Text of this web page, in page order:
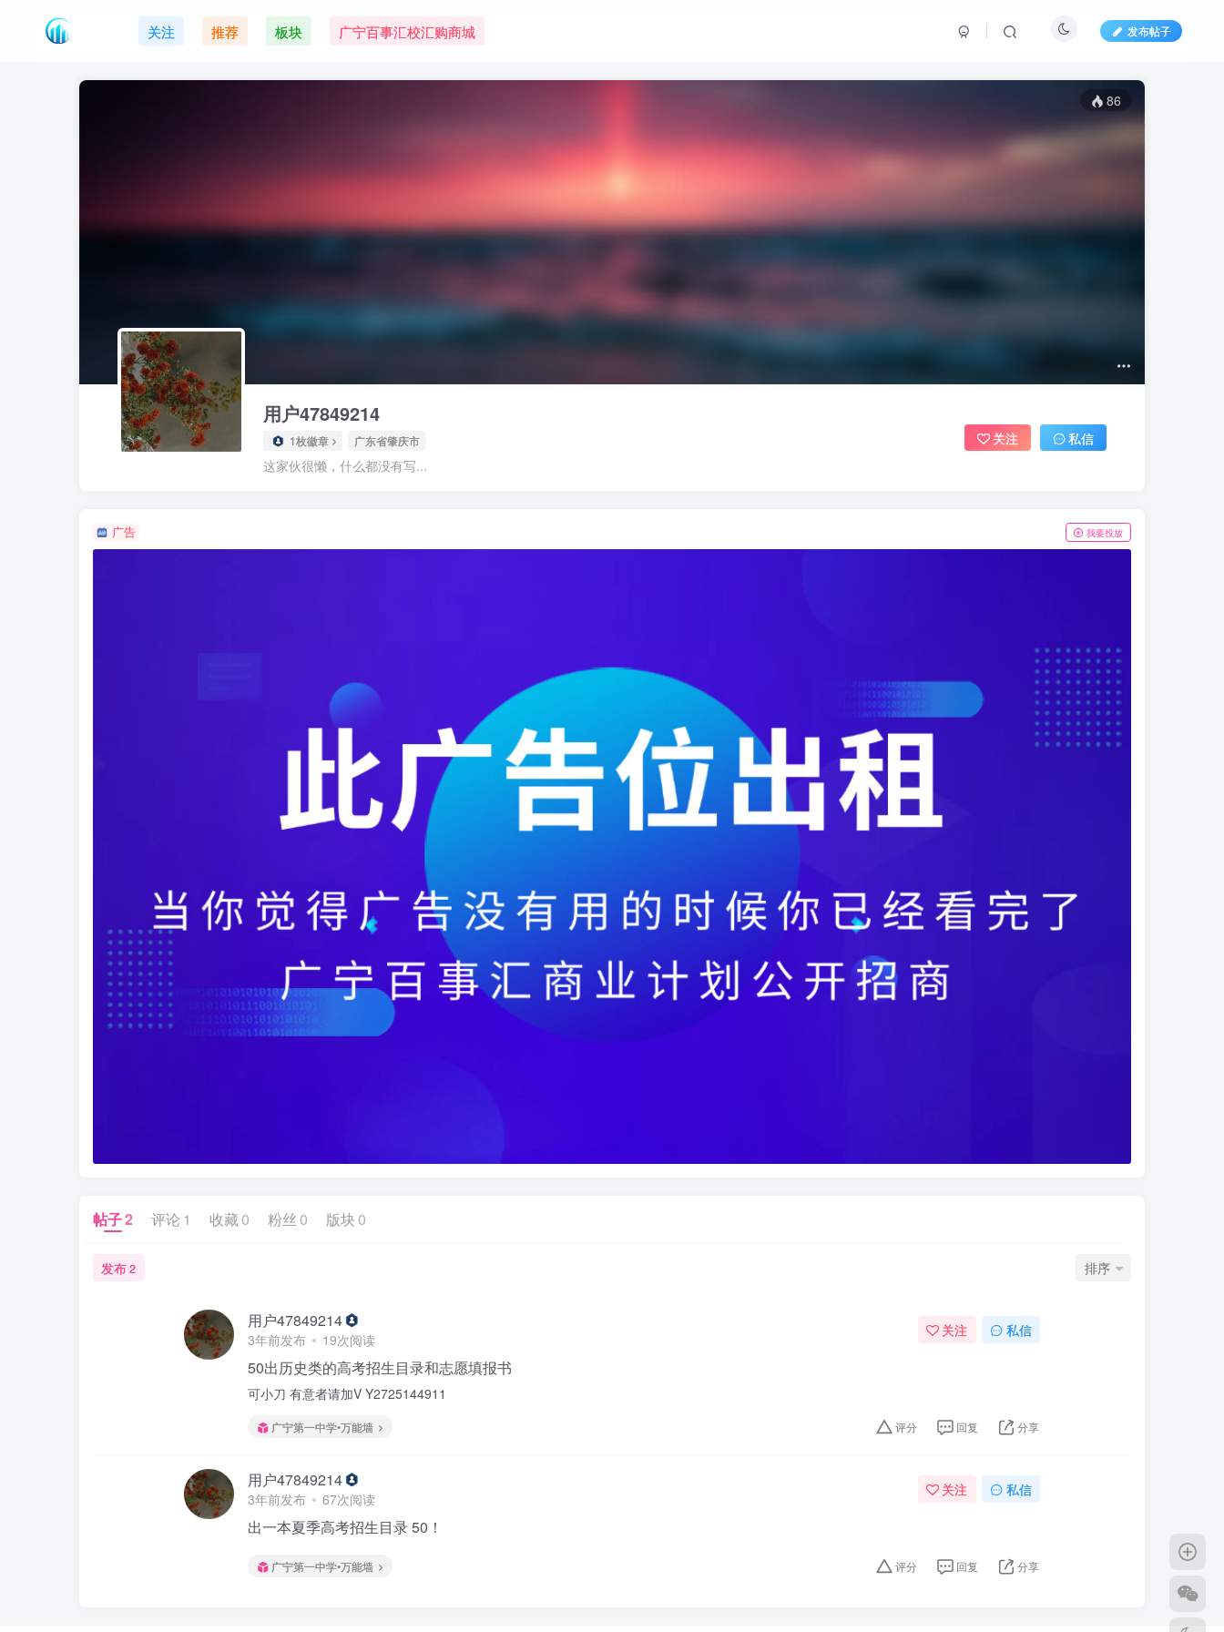
关注 推荐 板块 广宁百事汇校汇购商城 发布帖子
86
用户47849214
1枚徽章 广东省肇庆市
这家伙很懒，什么都没有写...
关注 私信
广告 我要投放
帖子2 评论 1 收藏 0 粉丝 0 版块 0
发布2 排序
用户47849214
3年前发布 19次阅读
关注 私信
50出历史类的高考招生目录和志愿填报书
可小刀 有意者请加V Y2725144911
广宁第一中学•万能墙 评分 回复 分享
用户47849214
3年前发布 67次阅读
关注 私信
出一本夏季高考招生目录 50！
广宁第一中学•万能墙 评分 回复 分享